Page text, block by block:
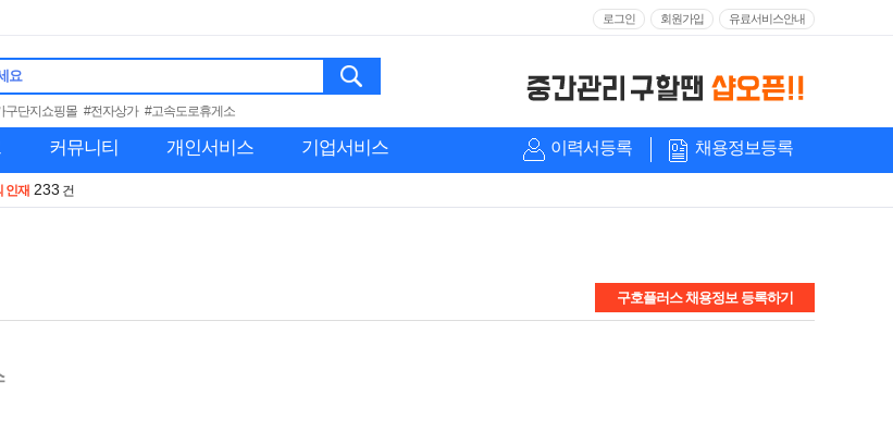
로그인 회원가입 유료서비스안내
요
구단지쇼핑몰 #전자상가 #고속도로휴게소
커뮤니티 개인서비스 기업서비스 이력서등록 채용정보등록
인재 233 건
구호플러스 채용정보 등록하기